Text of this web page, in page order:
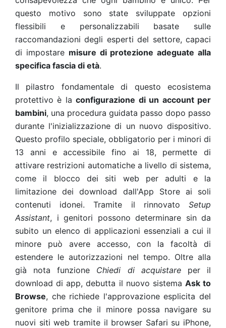
questo motivo sono state sviluppate opzioni
flessibili e personalizzabili basate sulle
raccomandazioni degli esperti del settore, capaci
di impostare misure di protezione adeguate alla
specifica fascia di età.
Il pilastro fondamentale di questo ecosistema
protettivo è laconfigurazione di un account per
bambini, una procedura guidata passo dopo passo
durante l'inizializzazione di un nuovo dispositivo.
Questo profilo speciale, obbligatorio per i minori di
13 anni e accessibile fino ai 18, permette di
attivare restrizioni automatiche a livello di sistema,
come il blocco dei siti web per adulti e la
limitazione dei download dall'App Store ai soli
contenuti idonei. Tramite il rinnovato Setup
Assistant, i genitori possono determinare sin da
subito un elenco di applicazioni essenziali a cui il
minore può avere accesso, con la facoltà di
estendere le autorizzazioni nel tempo. Oltre alla
già nota funzione Chiedi di acquistareper il
download di app, debutta il nuovo sistema Ask to
Browse, che richiede l'approvazione esplicita del
genitore prima che il minore possa navigare su
nuovi siti web tramite il browser Safari su iPhone,